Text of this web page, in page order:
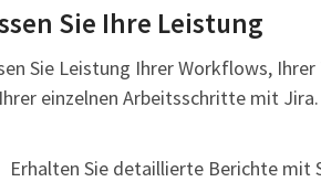
Sie Ihre Leistung
Sie Leistung Ihrer Workflows,
einzelnen Arbeitsschritte mit Jira.
Erhalten Sie detaillierte Berichte mit